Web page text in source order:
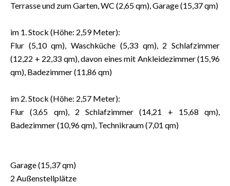
Terrasse und zum Garten, WC (2,65 qm), Garage (15,37 qm)
im 1. Stock (Höhe: 2,59 Meter):
Flur (5,10 qm), Waschküche (5,33 qm), 2 Schlafzimmer
(12,22 + 22,33 qm), davon eines mit Ankleidezimmer (15,96
qm), Badezimmer (11,86 qm)
im 2. Stock (Höhe: 2,57 Meter):
Flur (3,65 qm), 2 Schlafzimmer (14,21 + 15,68 qm),
Badezimmer (10,96 qm), Technikraum (7,01 qm)
Garage (15,37 qm)
2 Außenstellplätze